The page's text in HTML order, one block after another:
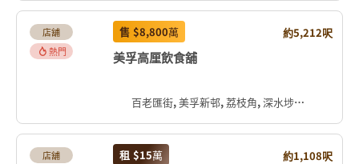
店舖
熱門
售 $8,800萬 約5,212呎
美孚高厘飲食舖
百老匯街, 美孚新邨, 荔枝角, 深水埗區, 九龍, 香港, 中国
店舖
租 $15萬 約1,108呎